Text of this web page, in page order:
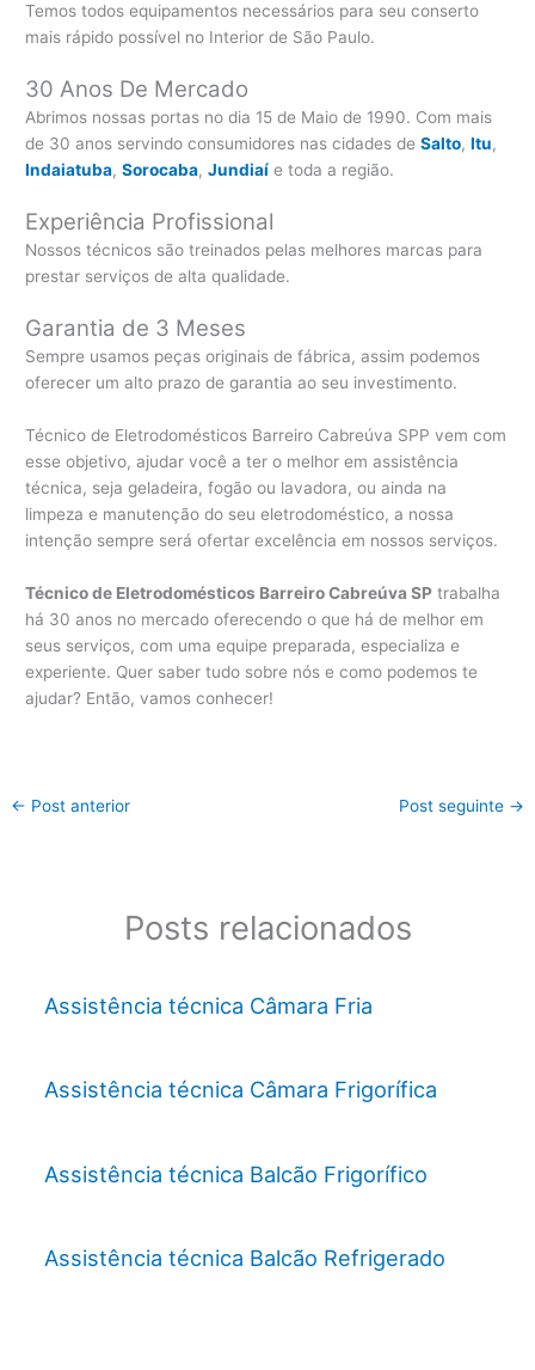
Temos todos equipamentos necessários para seu conserto
mais rápido possível no Interior de São Paulo.
30 Anos De Mercado
Abrimos nossas portas no dia 15 de Maio de 1990. Com mais
de 30 anos servindo consumidores nas cidades deSalto,Itu,
Indaiatuba,Sorocaba,Jundiaí e toda a região.
Experiência Profissional
Nossos técnicos são treinados pelas melhores marcas para
prestar serviços de alta qualidade.
Garantia de 3 Meses
Sempre usamos peças originais de fábrica, assim podemos
oferecer um alto prazo de garantia ao seu investimento.
Técnico de Eletrodomésticos Barreiro Cabreúva SPP vem com
esse objetivo, ajudar você a ter o melhor em assistência
técnica, seja geladeira, fogão ou lavadora, ou ainda na
limpeza e manutenção do seu eletrodoméstico, a nossa
intenção sempre será ofertar excelência em nossos serviços.
Técnico de Eletrodomésticos Barreiro Cabreúva SP trabalha
há 30 anos no mercado oferecendo o que há de melhor em
seus serviços, com uma equipe preparada, especializa e
experiente. Quer saber tudo sobre nós e como podemos te
ajudar? Então, vamos conhecer!
← Post anterior Post seguinte →
Posts relacionados
Assistência técnica Câmara Fria
Assistência técnica Câmara Frigorífica
Assistência técnica Balcão Frigorífico
Assistência técnica Balcão Refrigerado